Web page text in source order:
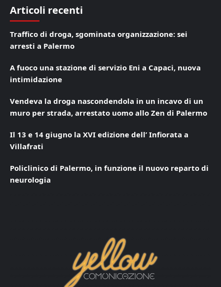
Articoli recenti
Traffico di droga, sgominata organizzazione: sei
arresti a Palermo
A fuoco una stazione di servizio Eni a Capaci, nuova
intimidazione
Vendeva la droga nascondendola in un incavo di un
muro per strada, arrestato uomo allo Zen di Palermo
Il 13 e 14 giugno la XVI edizione dell’ Infiorata a
Villafrati
Policlinico di Palermo, in funzione il nuovo reparto di
neurologia